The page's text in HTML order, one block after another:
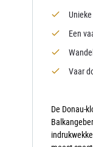
Een
Vaar
De Donau-